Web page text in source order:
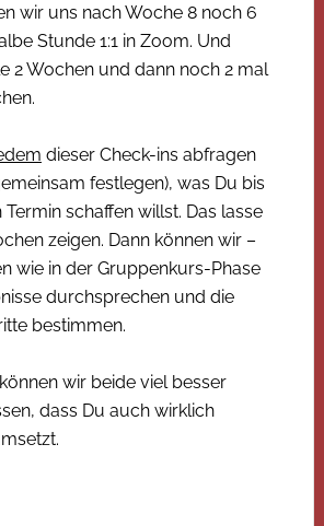
wir uns nach Woche 8 noch 6
Stunde 1:1 in Zoom. Und
2 Wochen und dann noch 2 mal
dieser Check-ins abfragen
festlegen), was Du bis
schaffen willst. Das lasse
zeigen. Dann können wir –
wie in der Gruppenkurs-Phase
durchsprechen und die
bestimmen.
wir beide viel besser
dass Du auch wirklich